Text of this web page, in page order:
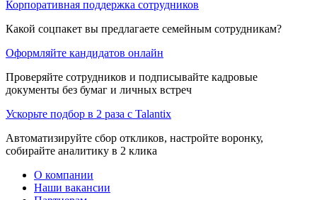
Корпоративная поддержка сотрудников
Какой соцпакет вы предлагаете семейным сотрудникам?
Оформляйте кандидатов онлайн
Проверяйте сотрудников и подписывайте кадровые
документы без бумаг и личных встреч
Ускорьте подбор в 2 раза с Talantix
Автоматизируйте сбор откликов, настройте воронку,
собирайте аналитику в 2 клика
О компании
Наши вакансии